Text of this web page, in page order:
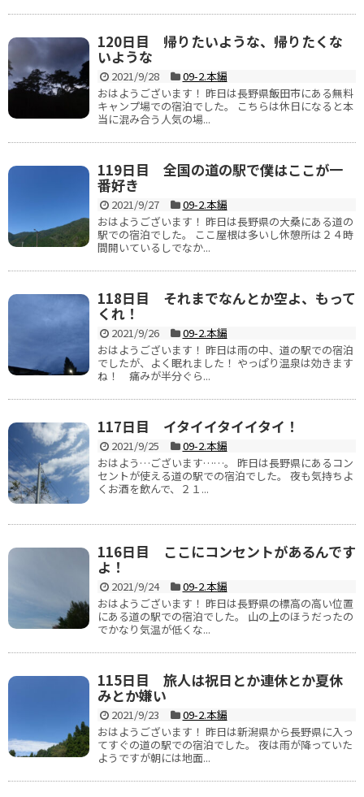
120日目 帰りたいような、帰りたくな
いような
2021/9/28
09-2.本編
おはようございます！ 昨日は長野県飯田市にある無料
キャンプ場での宿泊でした。 こちらは休日になると本
当に混み合う人気の場...
119日目 全国の道の駅で僕はここが一
番好き
2021/9/27
09-2.本編
おはようございます！ 昨日は長野県の大桑にある道の
駅での宿泊でした。 ここ屋根は多いし休憩所は２４時
間開いているしでなか...
118日目 それまでなんとか空よ、もって
くれ！
2021/9/26
09-2.本編
おはようございます！ 昨日は雨の中、道の駅での宿泊
でしたが、よく眠れました！ やっぱり温泉は効きます
ね！ 痛みが半分ぐら...
117日目 イタイイタイイタイ！
2021/9/25
09-2.本編
おはよう…ございます……。 昨日は長野県にあるコン
セントが使える道の駅での宿泊でした。 夜も気持ちよ
くお酒を飲んで、２１...
116日目 ここにコンセントがあるんです
よ！
2021/9/24
09-2.本編
おはようございます！ 昨日は長野県の標高の高い位置
にある道の駅での宿泊でした。 山の上のほうだったの
でかなり気温が低くな...
115日目 旅人は祝日とか連休とか夏休
みとか嫌い
2021/9/23
09-2.本編
おはようございます！ 昨日は新潟県から長野県に入っ
てすぐの道の駅での宿泊でした。 夜は雨が降っていた
ようですが朝には地面...